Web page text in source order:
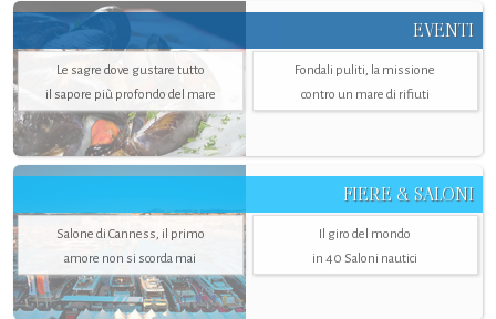
EVENTI
Le sagre dove gustare tutto
il sapore più profondo del mare
Fondali puliti, la missione
contro un mare di rifiuti
FIERE & SALONI
Salone di Canness, il primo
amore non si scorda mai
Il giro del mondo
in 40 Saloni nautici